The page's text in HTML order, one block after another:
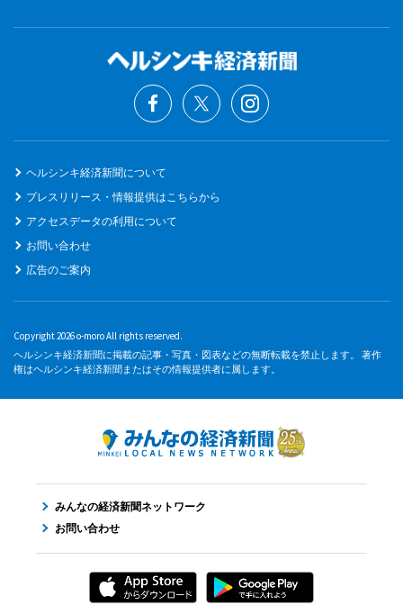
ヘルシンキ経済新聞について
プレスリリース・情報提供はこちらから
アクセスデータの利用について
お問い合わせ
広告のご案内
Copyright 2026 o-moro All rights reserved.
ヘルシンキ経済新聞に掲載の記事・写真・図表などの無断転載を禁止します。 著作
権はヘルシンキ経済新聞またはその情報提供者に属します。
みんなの経済新聞ネットワーク
お問い合わせ